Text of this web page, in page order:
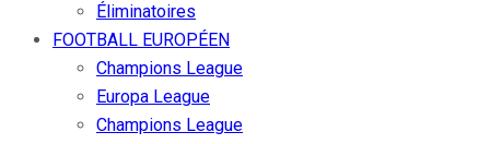
Éliminatoires
FOOTBALL EUROPÉEN
Champions League
Europa League
Champions League